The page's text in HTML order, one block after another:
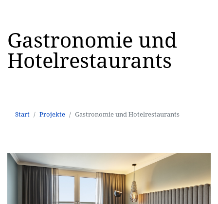
Gastronomie und
Hotelrestaurants
Start Projekte Gastronomie und Hotelrestaurants